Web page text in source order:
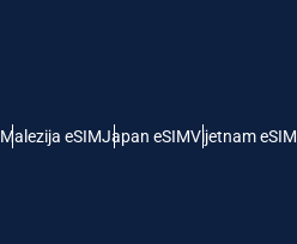
Malezija eSIMJapan eSIMVijetnam eSIM